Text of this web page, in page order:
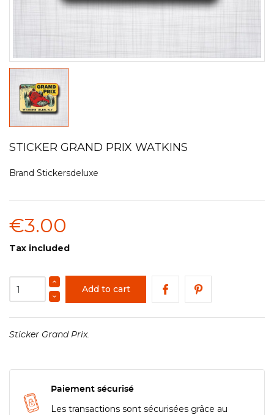
STICKER GRAND PRIX WATKINS
Brand Stickersdeluxe
€3.00
Tax included
Add to cart
Sticker Grand Prix.
Paiement sécurisé
Les transactions sont sécurisées grâce au